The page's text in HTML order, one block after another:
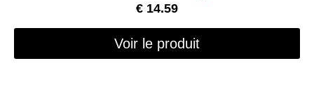
€ 14.59
Voir le produit